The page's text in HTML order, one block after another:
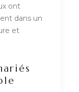
ont
dans un
et